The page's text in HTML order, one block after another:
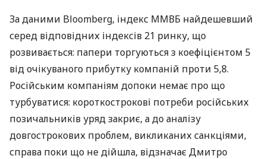
За даними Bloomberg, індекс ММВБ найдешевший
серед відповідних індексів 21 ринку, що
розвивається: папери торгуються з коефіцієнтом 5
від очікуваного прибутку компаній проти 5,8.
Російським компаніям допоки немає про що
турбуватися: короткострокові потреби російських
позичальників уряд закриє, а до аналізу
довгострокових проблем, викликаних санкціями,
справа поки що не дійшла, відзначає Дмитро